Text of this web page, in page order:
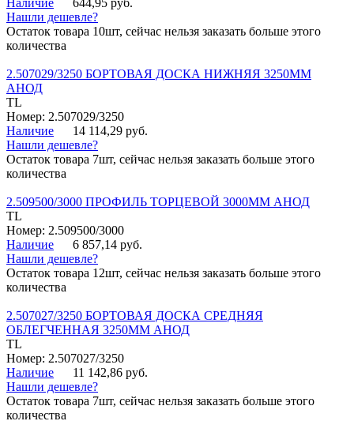
Наличие
644,95 руб.
Нашли дешевле?
Остаток товара 10шт, сейчас нельзя заказать больше этого
количества
2.507029/3250 БОРТОВАЯ ДОСКА НИЖНЯЯ 3250ММ
АНОД
TL
Номер: 2.507029/3250
Наличие
14 114,29 руб.
Нашли дешевле?
Остаток товара 7шт, сейчас нельзя заказать больше этого
количества
2.509500/3000 ПРОФИЛЬ ТОРЦЕВОЙ 3000ММ АНОД
TL
Номер: 2.509500/3000
Наличие
6 857,14 руб.
Нашли дешевле?
Остаток товара 12шт, сейчас нельзя заказать больше этого
количества
2.507027/3250 БОРТОВАЯ ДОСКА СРЕДНЯЯ
ОБЛЕГЧЕННАЯ 3250ММ АНОД
TL
Номер: 2.507027/3250
Наличие
11 142,86 руб.
Нашли дешевле?
Остаток товара 7шт, сейчас нельзя заказать больше этого
количества